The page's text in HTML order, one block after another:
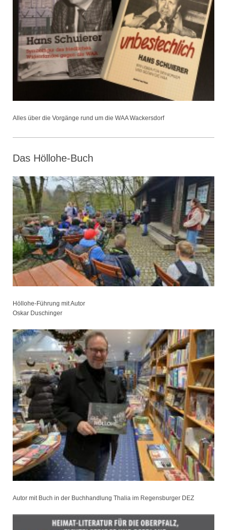
Alles über die Vorgänge rund um die WAA Wackersdorf
Das Höllohe-Buch
Höllohe-Führung mit Autor
Oskar Duschinger
Autor mit Buch in der Buchhandlung Thalia im Regensburger DEZ